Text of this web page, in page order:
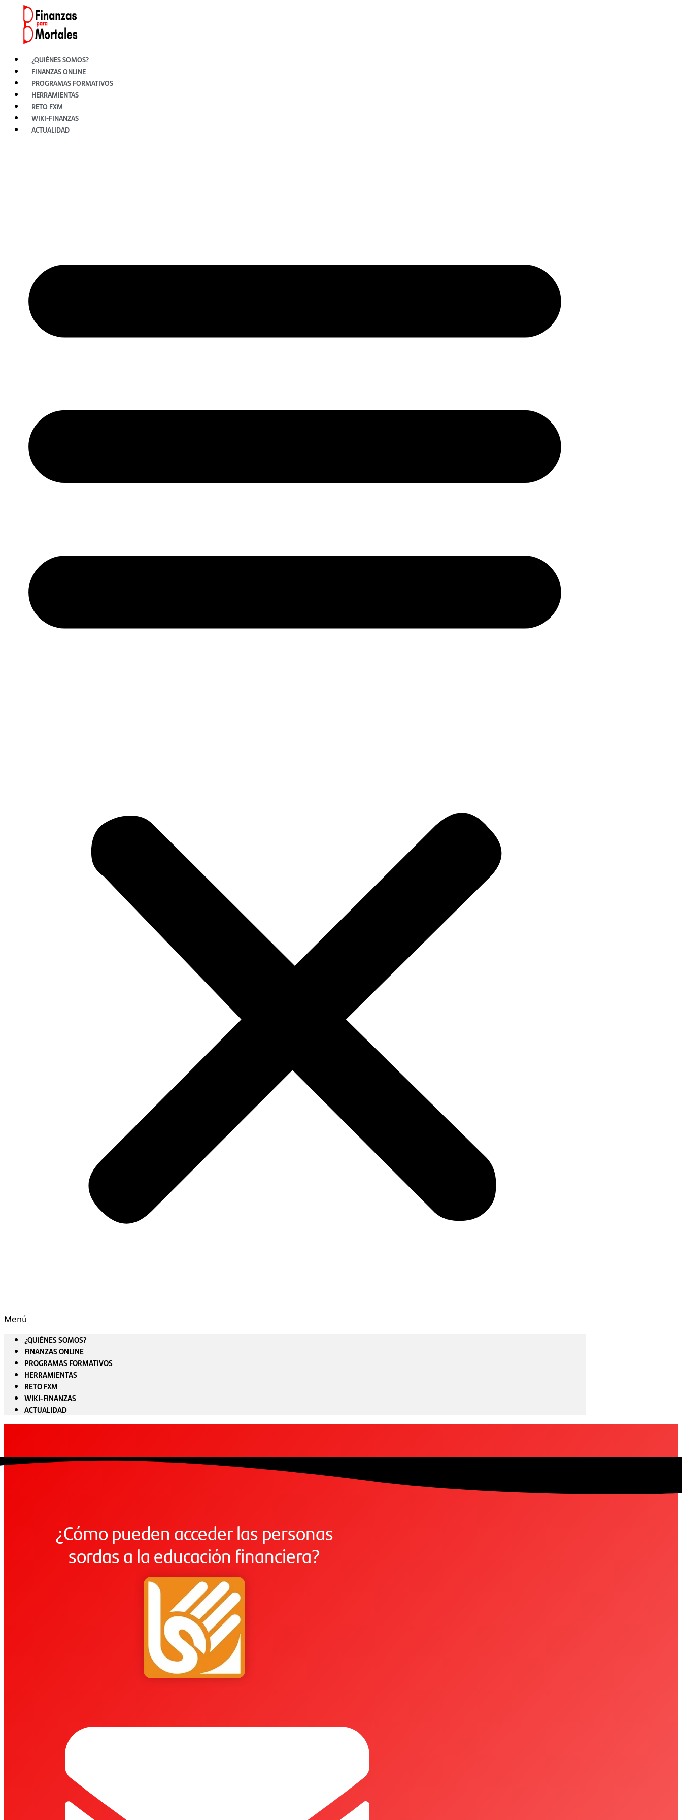
contenido
¿QUIÉNES SOMOS?
FINANZAS ONLINE
PROGRAMAS FORMATIVOS
HERRAMIENTAS
RETO FXM
WIKI-FINANZAS
ACTUALIDAD
Menú
¿QUIÉNES SOMOS?
FINANZAS ONLINE
PROGRAMAS FORMATIVOS
HERRAMIENTAS
RETO FXM
WIKI-FINANZAS
ACTUALIDAD
¿Cómo pueden acceder las personas
sordas a la educación financiera?